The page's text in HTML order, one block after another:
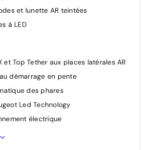
et lunette AR teintées
à LED
et Top Tether aux places latérales AR
démarrage en pente
des phares
Led Technology
électrique
gonflage indirecte